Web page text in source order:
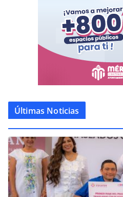
Últimas Noticias